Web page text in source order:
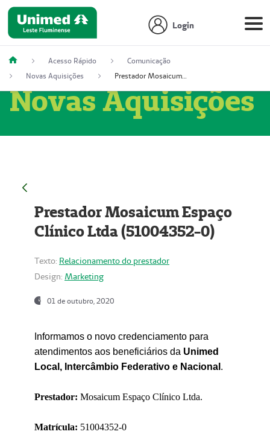
Login
Acesso Rápido
Comunicação
Novas Aquisições
Prestador Mosaicum Espaço Clínico Ltda (51004352-0)
Novas Aquisições
Prestador Mosaicum Espaço
Clínico Ltda (51004352-0)
Texto: Relacionamento do prestador
Design: Marketing
01 de outubro, 2020
Informamos o novo credenciamento para
atendimentos aos beneficiários da Unimed
Local, Intercâmbio Federativo e Nacional .
Prestador: Mosaicum Espaço Clínico Ltda.
Matrícula: 51004352-0